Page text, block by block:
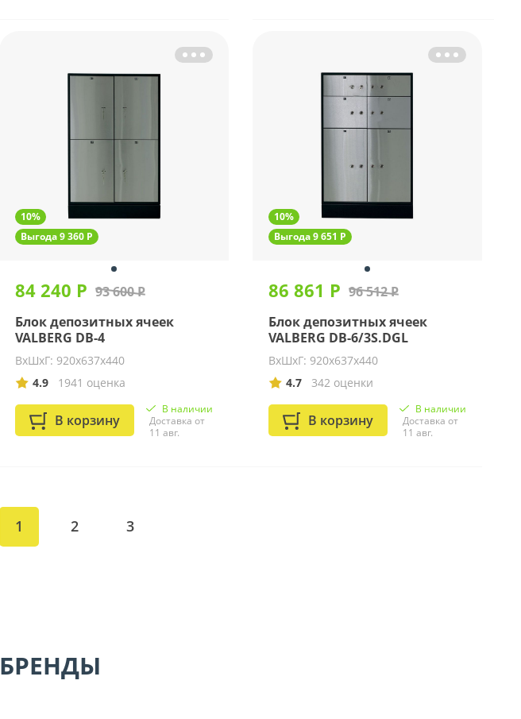
10%
Выгода 9 360 Р
84 240 Р 93 600 Р
Блок депозитных ячеек
VALBERG DB-4
ВхШхГ: 920х637х440
4.9
1941 оценка
В корзину
В наличии
Доставка от
11 авг.
10%
Выгода 9 651 Р
86 861 Р 96 512 Р
Блок депозитных ячеек
VALBERG DB-6/3S.DGL
ВхШхГ: 920х637х440
4.7
342 оценки
В корзину
В наличии
Доставка от
11 авг.
1 2 3
БРЕНДЫ